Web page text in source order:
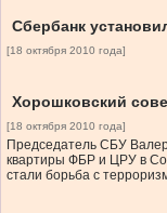
Сбербанк
[18 октября 2010 года]
Хорошковский
[18 октября 2010 года]
Председатель СБУ
квартиры ФБР и ЦРУ в
стали борьба с